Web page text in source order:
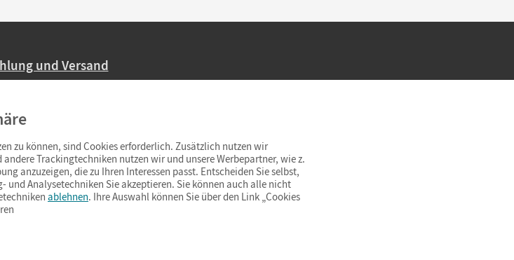
und Versand
59,– EUR Bestellwert liefern wir versandkostenfrei innerhalb Deutschlands
in 3–6 Tagen).
zu können, sind Cookies erforderlich. Zusätzlich nutzen wir
Trackingtechniken nutzen wir und unsere Werbepartner, wie z.
anzuzeigen, die zu Ihren Interessen passt. Entscheiden Sie selbst,
und Analysetechniken Sie akzeptieren. Sie können auch alle nicht
ablehnen. Ihre Auswahl können Sie über den Link „Cookies